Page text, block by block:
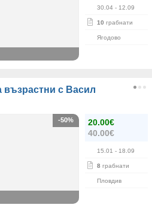
30.04 - 12.09
10 грабнати
Ягодово
възрастни с Васил
20.00€
40.00€
15.01 - 18.09
8 грабнати
Пловдив
-50%